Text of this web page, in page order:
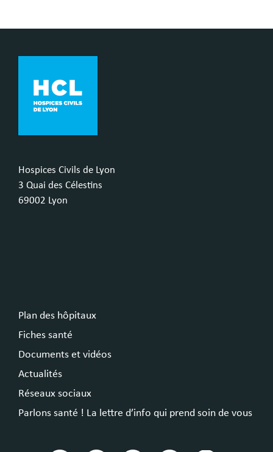
Hospices Civils de Lyon
3 Quai des Célestins
69002 Lyon
Plan des hôpitaux
Fiches santé
Documents et vidéos
Actualités
Réseaux sociaux
Parlons santé ! La lettre d’info qui prend soin de vous